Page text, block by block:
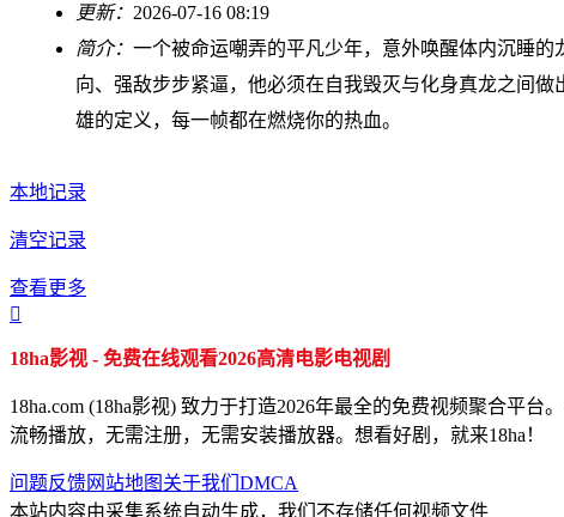
更新： 2026-07-16 08:19
简介： 一个被命运嘲弄的平凡少年，意外唤醒体内沉睡
向、强敌步步紧逼，他必须在自我毁灭与化身真龙之间
雄的定义，每一帧都在燃烧你的热血。
本地记录
清空记录
查看更多

18ha影视 - 免费在线观看2026高清电影电视剧
18ha.com (18ha影视) 致力于打造2026年最全的免费视频聚合平
流畅播放，无需注册，无需安装播放器。想看好剧，就来18ha！
问题反馈网站地图 关于我们 DMCA
本站内容由采集系统自动生成，我们不存储任何视频文件